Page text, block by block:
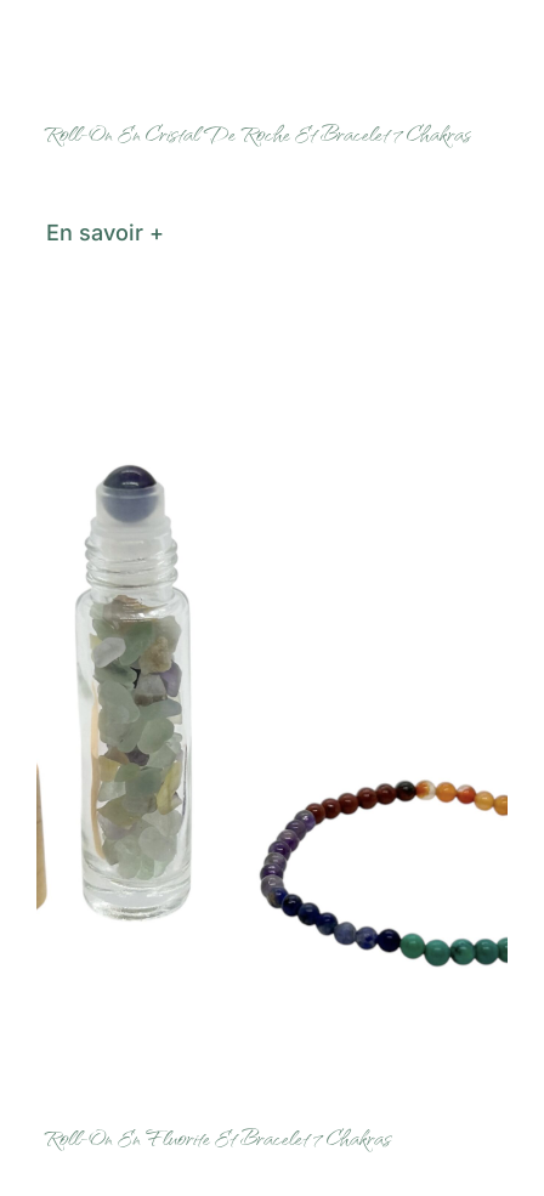
Roll-On En Cristal De Roche Et Bracelet 7 Chakras
En savoir +
Roll-On En Fluorite Et Bracelet 7 Chakras